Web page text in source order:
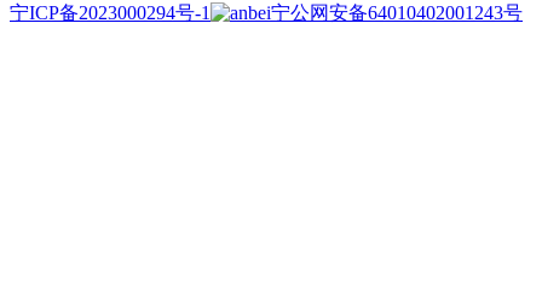
宁ICP备2023000294号-1
宁公网安备64010402001243号